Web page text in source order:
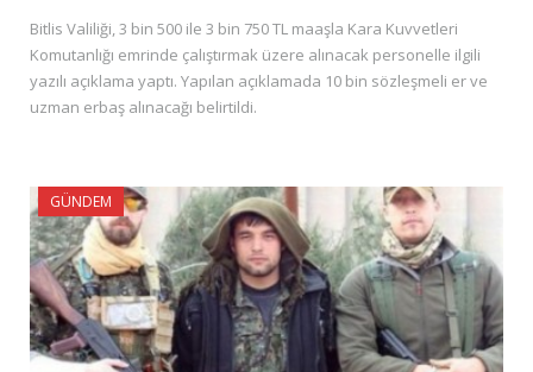
Bitlis Valiliği, 3 bin 500 ile 3 bin 750 TL maaşla Kara Kuvvetleri
Komutanlığı emrinde çalıştırmak üzere alınacak personelle ilgili
yazılı açıklama yaptı. Yapılan açıklamada 10 bin sözleşmeli er ve
uzman erbaş alınacağı belirtildi.
GÜNDEM